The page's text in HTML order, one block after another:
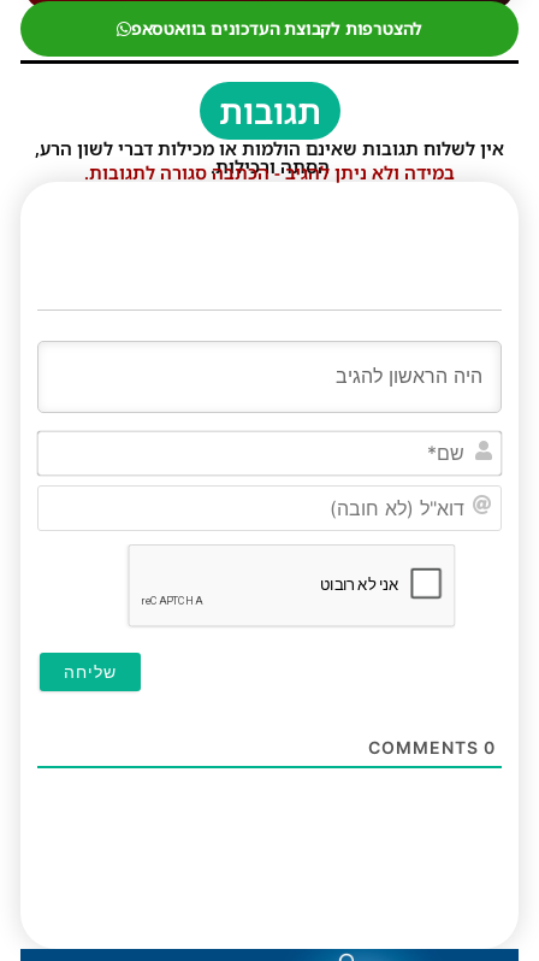
להצטרפות לקבוצת העדכונים בוואטסאפ
תגובות
אין לשלוח תגובות שאינם הולמות או מכילות דברי לשון הרע,
הסתה ורכילות.
במידה ולא ניתן להגיב - הכתבה סגורה לתגובות.
שם*
0